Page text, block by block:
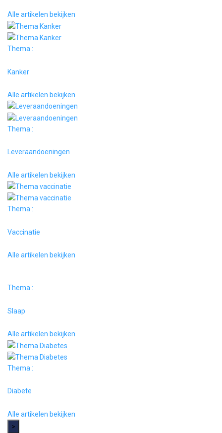
Alle artikelen bekijken
Thema :
Kanker
Alle artikelen bekijken
Thema :
Leveraandoeningen
Alle artikelen bekijken
Thema :
Vaccinatie
Alle artikelen bekijken
Thema :
Slaap
Alle artikelen bekijken
Thema :
Diabete
Alle artikelen bekijken
>